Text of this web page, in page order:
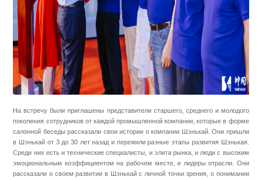
На встречу были приглашены представители старшего, среднего и молодого
поколения сотрудников от каждой промышленной компании, которые в форме
салонной беседы рассказали свои истории о компании Шэнькай. Они пришли
в Шэнькай от 3 до 30 лет назад и пережили разные этапы развития Шэнькая.
Среди них есть и технические специалисты, и элита рынка, и люди с высоким
эмоциональным коэффициентом на рабочем месте, и лидеры отрасли. Они
рассказали о своем развитии в Шэнькай с личной точки зрения, о понимании